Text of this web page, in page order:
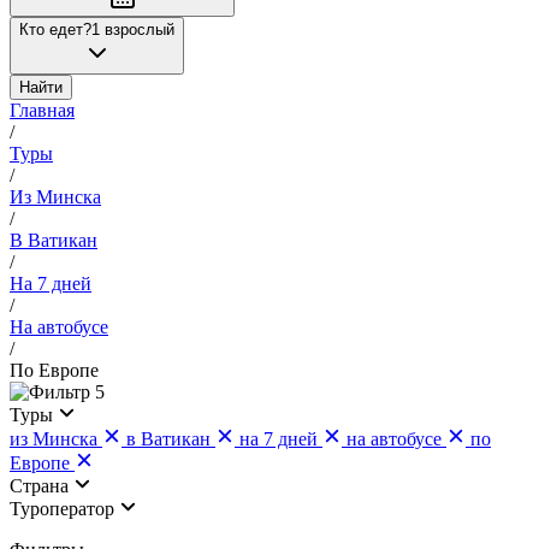
Кто едет?1 взрослый
Найти
Главная
/
Туры
/
Из Минска
/
В Ватикан
/
На 7 дней
/
На автобусе
/
По Европе
5
Туры
из Минска
в Ватикан на 7 дней на автобусе
по
Европе
Страна
Туроператор